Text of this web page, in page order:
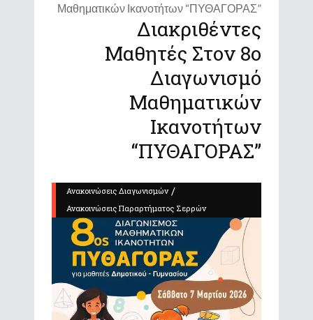
Μαθηματικών Ικανοτήτων “ΠΥΘΑΓΟΡΑΣ”
Διακριθέντες
Μαθητές Στον 8ο
Διαγωνισμό
Μαθηματικών
Ικανοτήτων
“ΠΥΘΑΓΟΡΑΣ”
Ανακοινώσεις Διαγωνισμών/
Ανακοινώσεις Παραρτήματος Σερρών